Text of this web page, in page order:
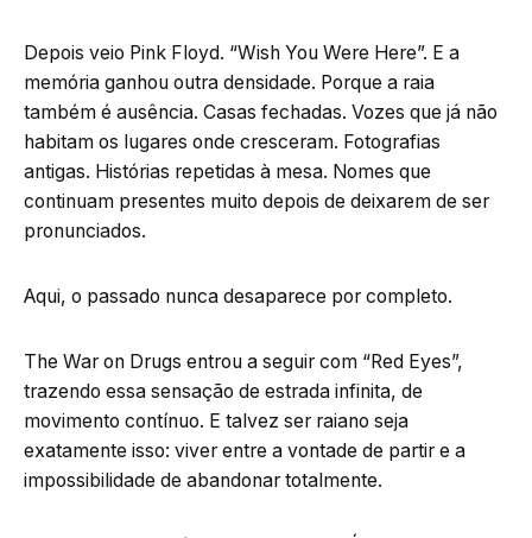
Depois veio Pink Floyd. “Wish You Were Here”. E a
memória ganhou outra densidade. Porque a raia
também é ausência. Casas fechadas. Vozes que já não
habitam os lugares onde cresceram. Fotografias
antigas. Histórias repetidas à mesa. Nomes que
continuam presentes muito depois de deixarem de ser
pronunciados.
Aqui, o passado nunca desaparece por completo.
The War on Drugs entrou a seguir com “Red Eyes”,
trazendo essa sensação de estrada infinita, de
movimento contínuo. E talvez ser raiano seja
exatamente isso: viver entre a vontade de partir e a
impossibilidade de abandonar totalmente.